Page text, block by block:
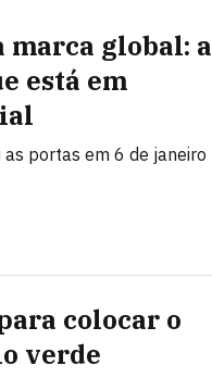
marca global: a
está em
portas em 6 de janeiro
colocar o
verde